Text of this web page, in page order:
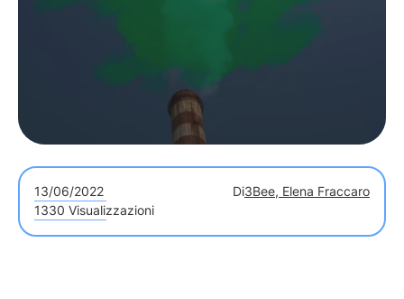
13/06/2022 Di3Bee, Elena Fraccaro
1330 Visualizzazioni